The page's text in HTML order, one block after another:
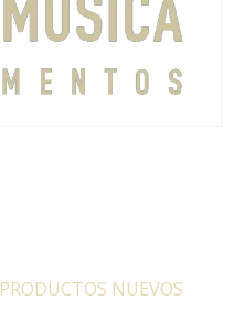
PRODUCTOS NUEVOS